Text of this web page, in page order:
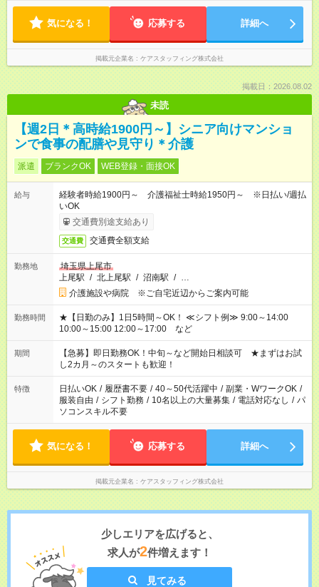
気になる！ 応募する 詳細へ
掲載元企業名 ケアスタッフィング株式会社
掲載日：2026.08.02
未読
【週2日＊高時給1900円～】シニア向けマンショ
ンで食事の配膳や見守り＊介護
派遣 ブランクOK WEB登録・面接OK
給与
経験者時給1900円～ 介護福祉士時給1950円～ ※日払い/週払
いOK
交通費別途支給あり
交通費 交通費全額支給
勤務地
埼玉県上尾市
上尾駅 / 北上尾駅 / 沼南駅 / …
介護施設や病院 ※ご自宅近辺からご案内可能
勤務時間
★【日勤のみ】1日5時間～OK！ ≪シフト例≫ 9:00～14:00
10:00～15:00 12:00～17:00 など
期間
【急募】即日勤務OK！中旬～など開始日相談可 ★まずはお試
し2カ月～のスタートも歓迎！
特徴 日払いOK / 履歴書不要 / 40～50代活躍中 / 副業・WワークOK /
服装自由 / シフト勤務 / 10名以上の大量募集 / 電話対応なし / パ
ソコンスキル不要
気になる！ 応募する 詳細へ
掲載元企業名 ケアスタッフィング株式会社
少しエリアを広げると、
求人が2件増えます！
見てみる